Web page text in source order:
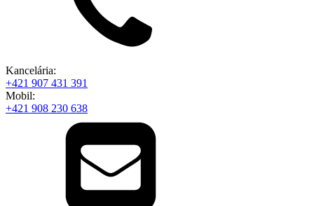
Kancelária:
+421 907 431 391
Mobil:
+421 908 230 638